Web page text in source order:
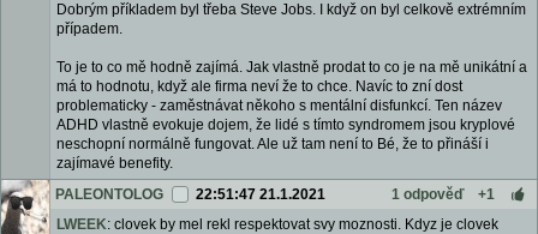
Dobrým příkladem byl třeba Steve Jobs. I když on byl celkově extrémním
případem.
To je to co mě hodně zajímá. Jak vlastně prodat to co je na mě unikátní a
má to hodnotu, když ale firma neví že to chce. Navíc to zní dost
problematicky - zaměstnávat někoho s mentální disfunkcí. Ten název
ADHD vlastně evokuje dojem, že lidé s tímto syndromem jsou kryplové
neschopní normálně fungovat. Ale už tam není to Bé, že to přináší i
zajímavé benefity.
PALEONTOLOG
22:51:47 21.1.2021 1 odpověď
+1
LWEEK: clovek by mel rekl respektovat svy moznosti. Kdyz je clovek